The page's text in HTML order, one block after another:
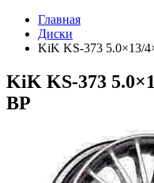
Главная
Диски
KiK KS-373 5.0×13/
KiK KS-373
BP